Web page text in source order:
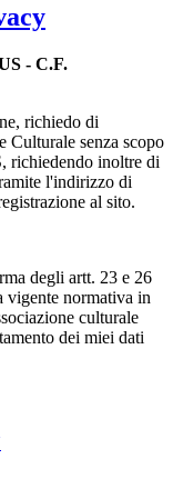
- C.F.
richiedo di
Culturale senza scopo
richiedendo inoltre di
l'indirizzo di
al sito.
degli artt. 23 e 26
vigente normativa in
culturale
dei miei dati